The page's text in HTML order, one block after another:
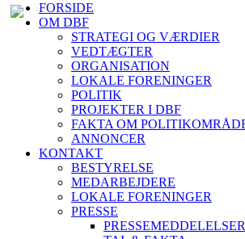
FORSIDE
OM DBF
STRATEGI OG VÆRDIER
VEDTÆGTER
ORGANISATION
LOKALE FORENINGER
POLITIK
PROJEKTER I DBF
FAKTA OM
ANNONCER
KONTAKT
BESTYRELSE
MEDARBEJDERE
LOKALE FORENINGER
PRESSE
PRESSEMEDDELELSER